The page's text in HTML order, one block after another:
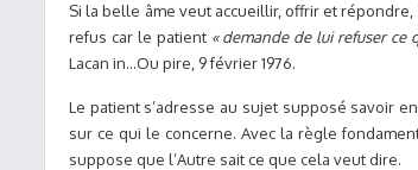
Si la belle âme veut accueillir, offrir et
refus car le patient « demande de lui refuser ce
Lacan in…Ou pire, 9 février 1976.
Le patient s’adresse au sujet supposé savoir
sur ce qui le concerne. Avec la règle
suppose que l’Autre sait ce que cela veut dire.